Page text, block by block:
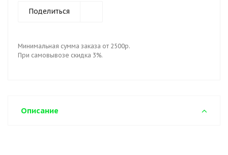
Поделиться
Минимальная сумма заказа от 2500р.
При самовывозе скидка 3%.
Описание